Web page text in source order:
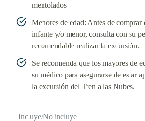
Incluye/No incluye
mentolados
Menores de edad: Antes de comprar
infante y/o menor, consulta con su
recomendable realizar la excursión.
Se recomienda que los mayores de
su médico para asegurarse de estar
la excursión del Tren a las Nubes.